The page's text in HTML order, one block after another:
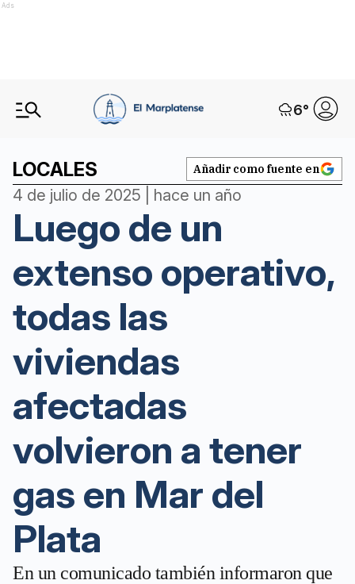
Ads
6°
LOCALES Añadir como fuente en
4 de julio de 2025 | hace un año
Luego de un
extenso operativo,
todas las
viviendas
afectadas
volvieron a tener
gas en Mar del
Plata
En un comunicado también informaron que